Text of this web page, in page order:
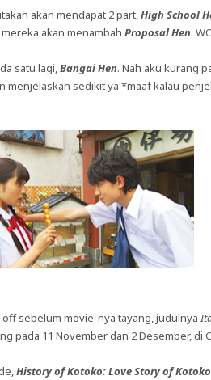
akan mendapat 2 part,High School
akan menambah Proposal Hen.
satu lagi,Bangai Hen. Nah aku kurang
menjelaskan sedikit ya *maaf kalau
sebelum movie-nya tayang, judulnya
pada 11 November dan 2 Desember, di
History of Kotoko: Love Story of Kotoko